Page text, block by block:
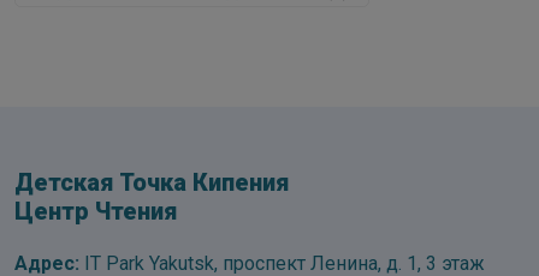
Детская Точка Кипения
Центр Чтения
Адрес: IT Park Yakutsk, проспект Ленина, д. 1, 3 этаж